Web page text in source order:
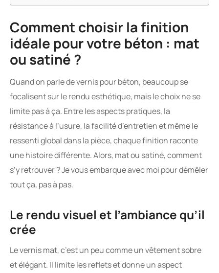
Comment choisir la finition
idéale pour votre béton : mat
ou satiné ?
Quand on parle de vernis pour béton, beaucoup se
focalisent sur le rendu esthétique, mais le choix ne se
limite pas à ça. Entre les aspects pratiques, la
résistance à l’usure, la facilité d’entretien et même le
ressenti global dans la pièce, chaque finition raconte
une histoire différente. Alors, mat ou satiné, comment
s’y retrouver ? Je vous embarque avec moi pour démêler
tout ça, pas à pas.
Le rendu visuel et l’ambiance qu’il
crée
Le vernis mat, c’est un peu comme un vêtement sobre
et élégant. Il limite les reflets et donne un aspect